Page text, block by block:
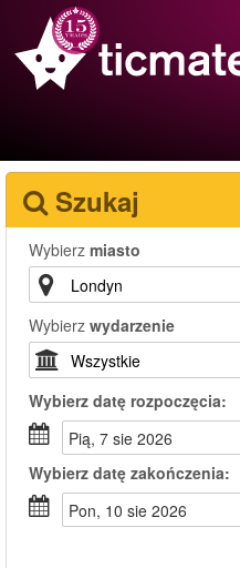
Szukaj
Wybierz miasto
Wybierz wydarzenie
Wybierz datę rozpoczęcia:
pią, 7 sie 2026
Wybierz datę zakończenia:
pon, 10 sie 2026